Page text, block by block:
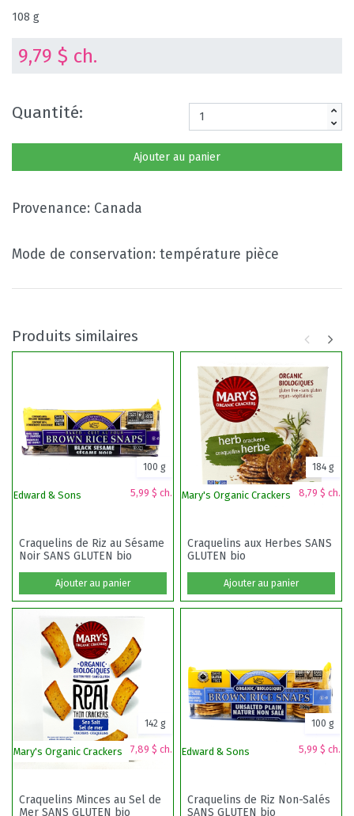
108 g
9,79 $ ch.
Quantité:
Ajouter au panier
Provenance: Canada
Mode de conservation: température pièce
Produits similaires
Edward & Sons 5,99 $ ch.
100 g
Craquelins de Riz au Sésame
Noir SANS GLUTEN bio
Ajouter au panier
Mary's Organic Crackers 8,79 $ ch.
184 g
Craquelins aux Herbes SANS
GLUTEN bio
Ajouter au panier
Mary's Organic Crackers 7,89 $ ch.
142 g
Craquelins Minces au Sel de
Mer SANS GLUTEN bio
Edward & Sons 5,99 $ ch.
100 g
Craquelins de Riz Non-Salés
SANS GLUTEN bio